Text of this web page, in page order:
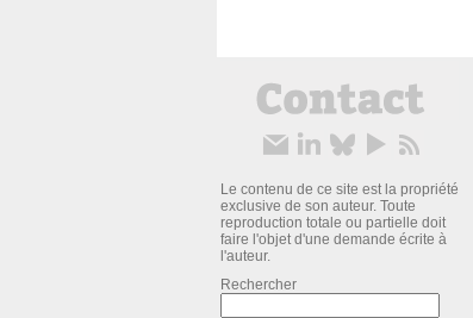
Le contenu de ce site est la propriété
exclusive de son auteur. Toute
reproduction totale ou partielle doit
faire l'objet d'une demande écrite à
l'auteur.
Rechercher